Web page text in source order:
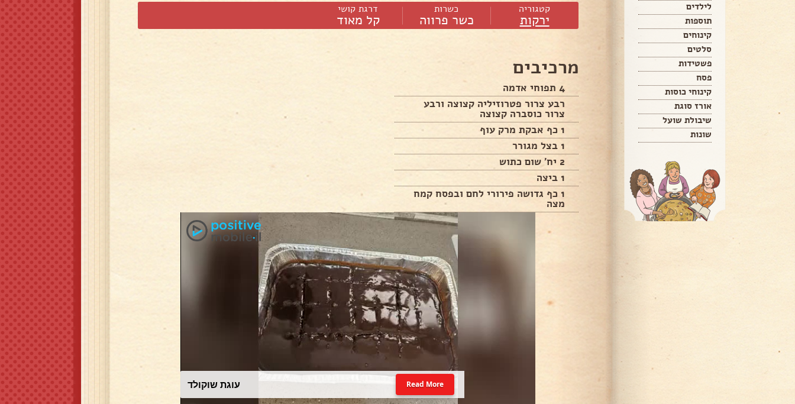
לילדים
תוספות
קינוחים
סלטים
פשטידות
פסח
קינוחי כוסות
אורז סוגת
שיבולת שועל
שונות
קטגוריה
ירקות
כשרות
כשר פרווה
דרגת קושי
קל מאוד
מרכיבים
4 תפוחי אדמה
רבע צרור פטרוזיליה קצוצה ורבע
צרור כוסברה קצוצה
1 כף אבקת מרק עוף
1 בצל מגורר
2 יח' שום כתוש
1 ביצה
1 כף גדושה פירורי לחם ובפסח קמח
מצה
עוגת שוקולד Read More